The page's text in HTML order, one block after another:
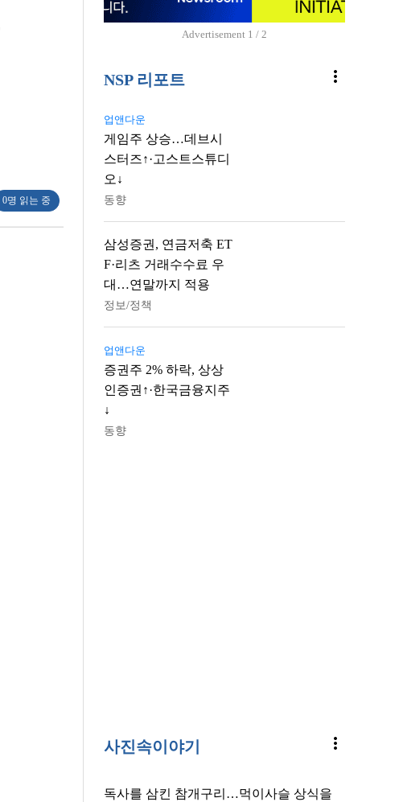
0명 읽는 중
Advertisement 1 / 2
NSP 리포트 more_vert
업앤다운
게임주 상승…데브시
스터즈↑·고스트스튜디
오↓
동향
삼성증권, 연금저축 ET
F·리츠 거래수수료 우
대…연말까지 적용
정보/정책
업앤다운
증권주 2% 하락, 상상
인증권↑·한국금융지주
↓
동향
사진속이야기 more_vert
독사를 삼킨 참개구리…먹이사슬 상식을